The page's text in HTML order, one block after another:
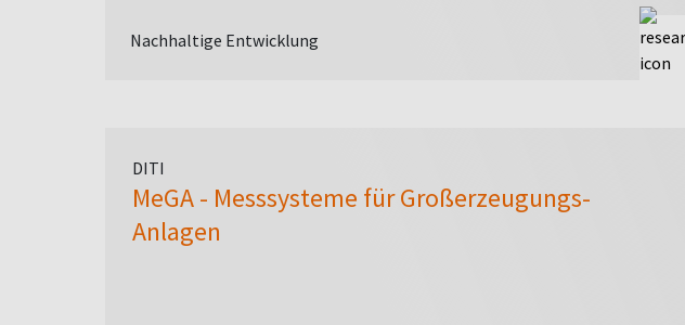
Wertschöpfungskette
Nachhaltige Entwicklung
DITI
MeGA - Messsysteme für Großerzeugungs-
Anlagen